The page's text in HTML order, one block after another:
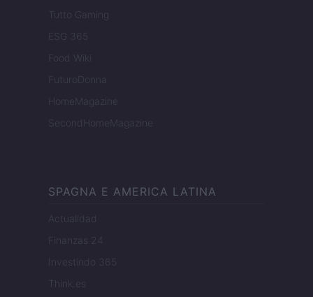
Tutto Gaming
ESG 365
Food Wiki
FuturoDonna
HomeMagazine
SecondHomeMagazine
SPAGNA E AMERICA LATINA
Actualidad
Finanzas 24
Investindo 365
Think.es